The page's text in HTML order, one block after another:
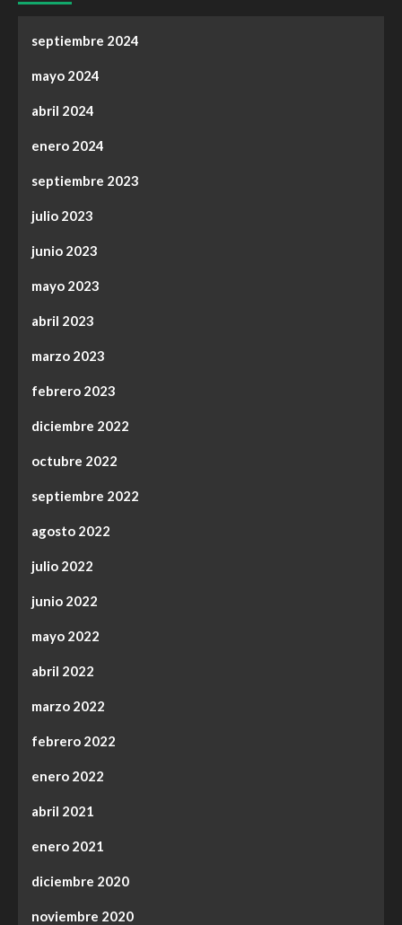
septiembre 2024
mayo 2024
abril 2024
enero 2024
septiembre 2023
julio 2023
junio 2023
mayo 2023
abril 2023
marzo 2023
febrero 2023
diciembre 2022
octubre 2022
septiembre 2022
agosto 2022
julio 2022
junio 2022
mayo 2022
abril 2022
marzo 2022
febrero 2022
enero 2022
abril 2021
enero 2021
diciembre 2020
noviembre 2020